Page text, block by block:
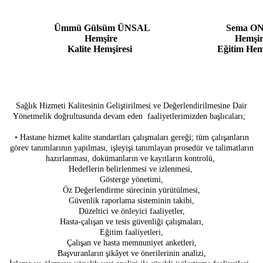
Ümmü Gülsüm ÜNSAL
Hemşire
Kalite Hemşiresi
Sema
Eğitim
Sağlık Hizmeti Kalitesinin Geliştirilmesi ve Değerlendirilmesine Dair
Yönetmelik doğrultusunda devam eden faaliyetlerimizden başlıcaları;
• Hastane hizmet kalite standartları çalışmaları gereği; tüm çalışanların
görev tanımlarının yapılması, işleyişi tanımlayan prosedür ve talimatların
hazırlanması, dokümanların ve kayıtların kontrolü,
Hedeflerin belirlenmesi ve izlenmesi,
Gösterge yönetimi,
Öz Değerlendirme sürecinin yürütülmesi,
Güvenlik raporlama sisteminin takibi,
Düzeltici ve önleyici faaliyetler,
Hasta-çalışan ve tesis güvenliği çalışmaları,
Eğitim faaliyetleri,
Çalışan ve hasta memnuniyet anketleri,
Başvuranların şikâyet ve önerilerinin analizi,